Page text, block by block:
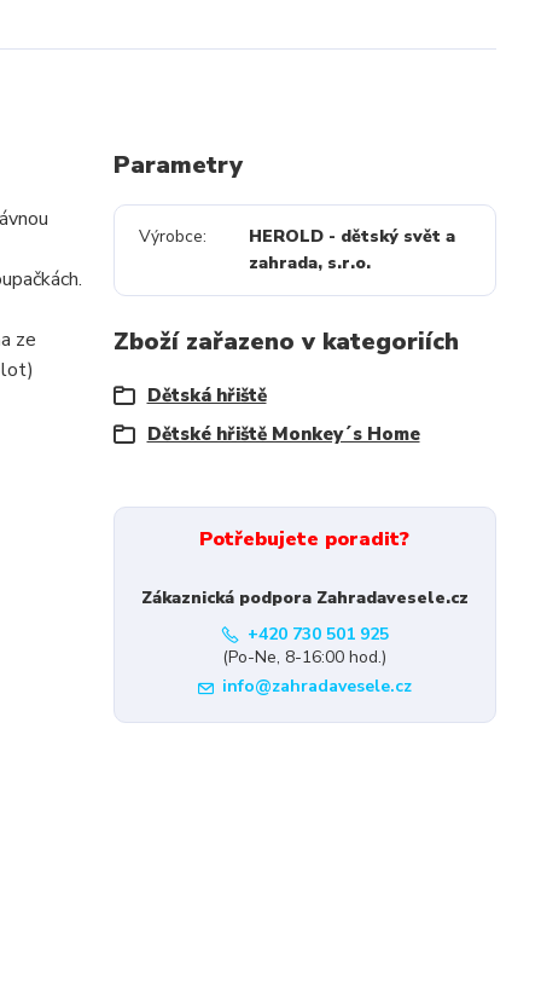
ze
Parametry
Výrobce
HEROLD - dětský svět a
zahrada, s.r.o.
Zboží zařazeno v kategoriích
Dětská hřiště
Dětské hřiště Monkey´s Home
Potřebujete poradit?
Zákaznická podpora Zahradavesele.cz
+420 730 501 925
(Po-Ne, 8-16:00 hod.)
info@zahradavesele.cz